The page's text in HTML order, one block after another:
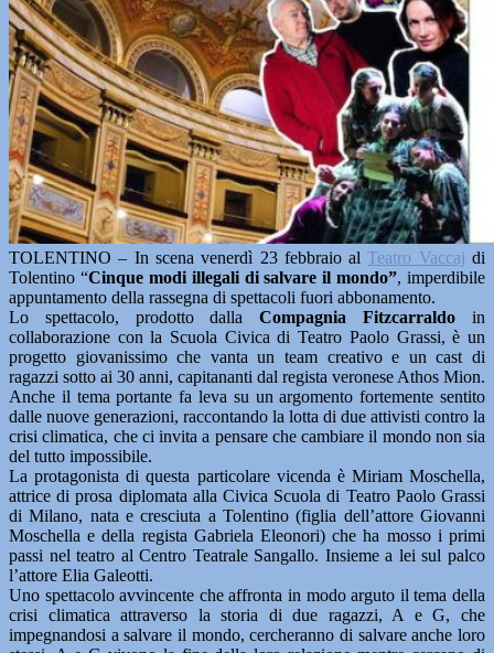
TOLENTINO – In scena venerdì 23 febbraio alTeatro Vaccaj di
Tolentino “Cinque modi illegali di salvare il mondo”, imperdibile
appuntamento della rassegna di spettacoli fuori abbonamento.
Lo spettacolo, prodotto dallaCompagnia Fitzcarraldo in
collaborazione con la Scuola Civica di Teatro Paolo Grassi, è un
progetto giovanissimo che vanta un team creativo e un cast di
ragazzi sotto ai 30 anni, capitananti dal regista veronese Athos Mion.
Anche il tema portante fa leva su un argomento fortemente sentito
dalle nuove generazioni, raccontando la lotta di due attivisti contro la
crisi climatica, che ci invita a pensare che cambiare il mondo non sia
del tutto impossibile.
La protagonista di questa particolare vicenda è Miriam Moschella,
attrice di prosa diplomata alla Civica Scuola di Teatro Paolo Grassi
di Milano, nata e cresciuta a Tolentino (figlia dell’attore Giovanni
Moschella e della regista Gabriela Eleonori) che ha mosso i primi
passi nel teatro al Centro Teatrale Sangallo. Insieme a lei sul palco
l’attore Elia Galeotti.
Uno spettacolo avvincente che affronta in modo arguto il tema della
crisi climatica attraverso la storia di due ragazzi, A e G, che
impegnandosi a salvare il mondo, cercheranno di salvare anche loro